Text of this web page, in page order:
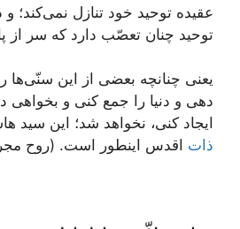
عقيده توحيد خود تنازل نمی‌‏كند؛ و
توحيد چنان تعصّب دارد كه سر از
يعنى چنانچه بعضى از اين سنّی‌ها
دهى و دنيا را جمع كنى و بخواهى
ايجاد كنى، نخواهد شد؛ اين سيد
ذات اقدس اين‏طور است. (روح